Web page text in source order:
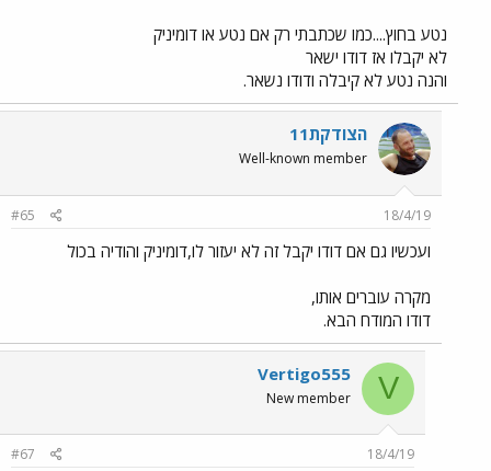
נטע בחוץ....כמו שכתבתי רק אם נטע או דומיניק
לא יקבלו אז דודו ישאר
והנה נטע לא קיבלה ודודו נשאר.
הצודקת11
Well-known member
18/4/19
#65
ועכשיו גם אם דודו יקבל זה לא יעזור לו,דומיניק והודיה בכול
מקרה עוברים אותו,
דודו המודח הבא.
V
Vertigo555
New member
18/4/19
#67